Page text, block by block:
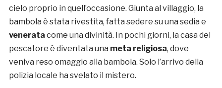
cielo proprio in quell’occasione. Giunta al villaggio, la
bambola è stata rivestita, fatta sedere su una sedia e
venerata come una divinità. In pochi giorni, la casa del
pescatore è diventata una meta religiosa, dove
veniva reso omaggio alla bambola. Solo l’arrivo della
polizia locale ha svelato il mistero.